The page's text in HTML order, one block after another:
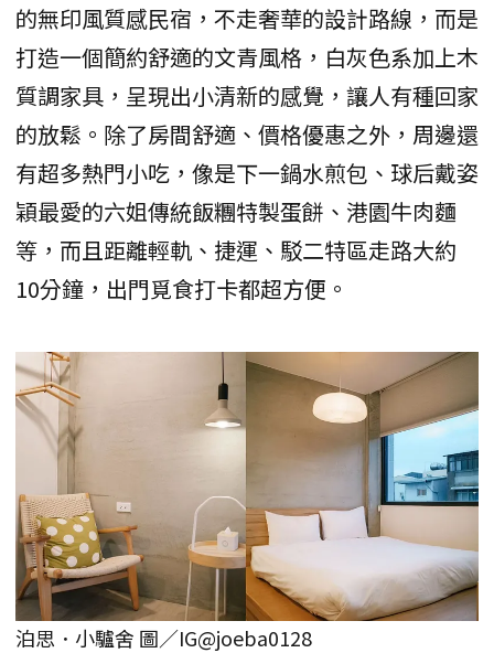
的無印風質感民宿，不走奢華的設計路線，而是
打造一個簡約舒適的文青風格，白灰色系加上木
質調家具，呈現出小清新的感覺，讓人有種回家
的放鬆。除了房間舒適、價格優惠之外，周邊還
有超多熱門小吃，像是下一鍋水煎包、球后戴姿
穎最愛的六姐傳統飯糰特製蛋餅、港園牛肉麵
等，而且距離輕軌、捷運、駁二特區走路大約
10分鐘，出門覓食打卡都超方便。
泊思．小驢舍 圖／IG@joeba0128